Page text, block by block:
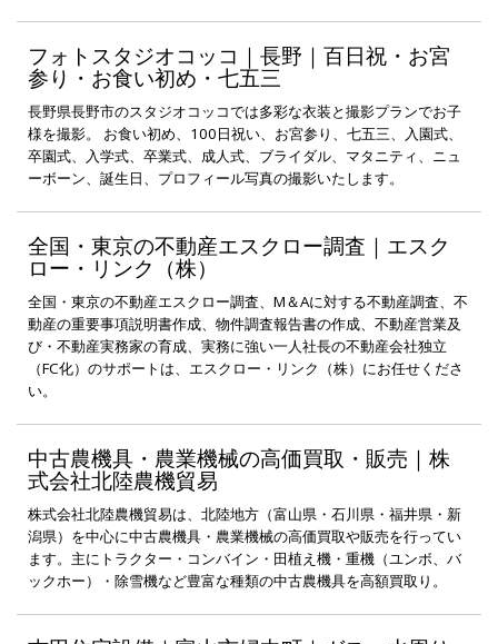
フォトスタジオコッコ｜長野｜百日祝・お宮
参り・お食い初め・七五三
長野県長野市のスタジオコッコでは多彩な衣装と撮影プランでお子
様を撮影。 お食い初め、100日祝い、お宮参り、七五三、入園式、
卒園式、入学式、卒業式、成人式、ブライダル、マタニティ、ニュ
ーボーン、誕生日、プロフィール写真の撮影いたします。
全国・東京の不動産エスクロー調査｜エスク
ロー・リンク（株）
全国・東京の不動産エスクロー調査、M＆Aに対する不動産調査、不
動産の重要事項説明書作成、物件調査報告書の作成、不動産営業及
び・不動産実務家の育成、実務に強い一人社長の不動産会社独立
（FC化）のサポートは、エスクロー・リンク（株）にお任せくださ
い。
中古農機具・農業機械の高価買取・販売｜株
式会社北陸農機貿易
株式会社北陸農機貿易は、北陸地方（富山県・石川県・福井県・新
潟県）を中心に中古農機具・農業機械の高価買取や販売を行ってい
ます。主にトラクター・コンバイン・田植え機・重機（ユンボ、バ
ックホー）・除雪機など豊富な種類の中古農機具を高額買取り。